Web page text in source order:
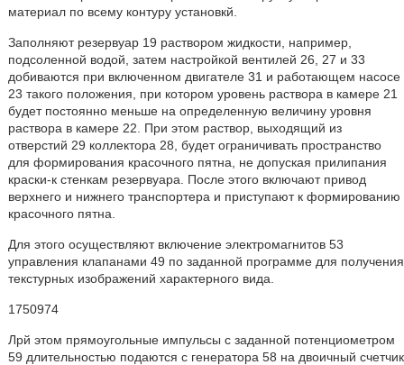
материал по всему контуру установкй.
Заполняют резервуар 19 раствором жидкости, например,
подсоленной водой, затем настройкой вентилей 26, 27 и 33
добиваются при включенном двигателе 31 и работающем насосе
23 такого положения, при котором уровень раствора в камере 21
будет постоянно меньше на определенную величину уровня
раствора в камере 22. При этом раствор, выходящий из
отверстий 29 коллектора 28, будет ограничивать пространство
для формирования красочного пятна, не допуская прилипания
краски-к стенкам резервуара. После этого включают привод
верхнего и нижнего транспортера и приступают к формированию
красочного пятна.
Для этого осуществляют включение электромагнитов 53
управления клапанами 49 по заданной программе для получения
текстурных изображений характерного вида.
1750974
Лрй этом прямоугольные импульсы с заданной потенциометром
59 длительностью подаются с генератора 58 на двоичный счетчик